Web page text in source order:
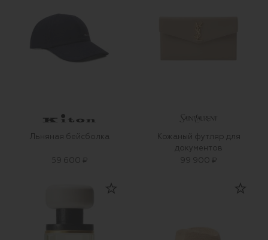
Льняная бейсболка
59 600 ₽
Кожаный футляр для
документов
99 900 ₽